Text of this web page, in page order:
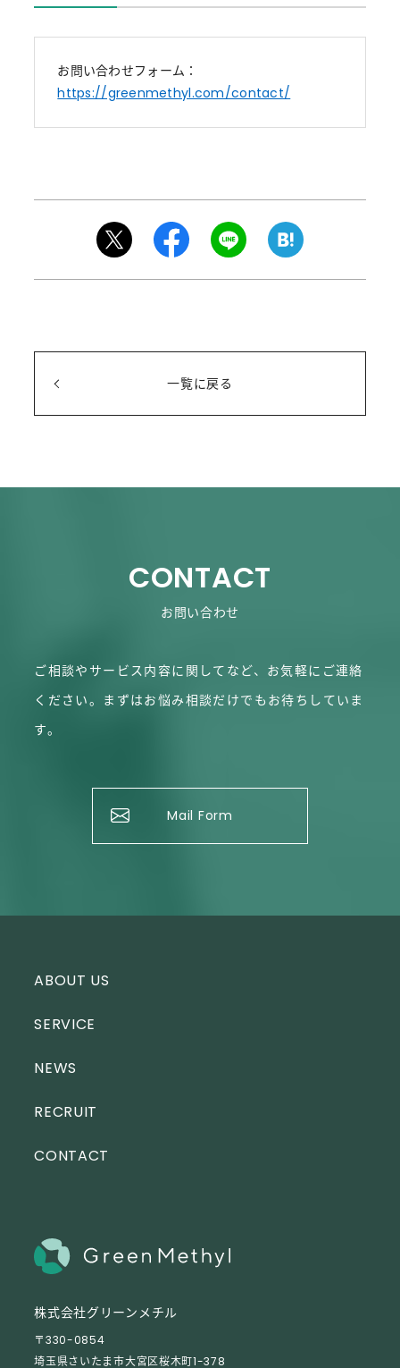
お問い合わせフォーム：
https://greenmethyl.com/contact/
一覧に戻る
CONTACT
お問い合わせ
ご相談やサービス内容に関してなど、お気軽にご連絡
ください。 まずはお悩み相談だけでもお待ちしていま
す。
Mail Form
ABOUT US
SERVICE
NEWS
RECRUIT
CONTACT
株式会社グリーンメチル
〒330-0854
埼玉県さいたま市大宮区桜木町1-378